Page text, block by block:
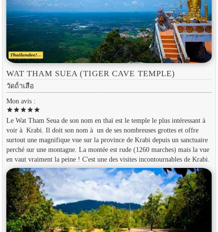
WAT THAM SUEA (TIGER CAVE TEMPLE)
วัดถ้ําเสือ
Mon avis :
starstarstarstarstar
Le Wat Tham Seua de son nom en thaï est le temple le plus intéressant à
voir à Krabi. Il doit son nom à un de ses nombreuses grottes et offre
surtout une magnifique vue sur la province de Krabi depuis un sanctuaire
perché sur une montagne. La montée est rude (1260 marches) mais la vue
en vaut vraiment la peine ! C'est une des visites incontournables de Krabi.